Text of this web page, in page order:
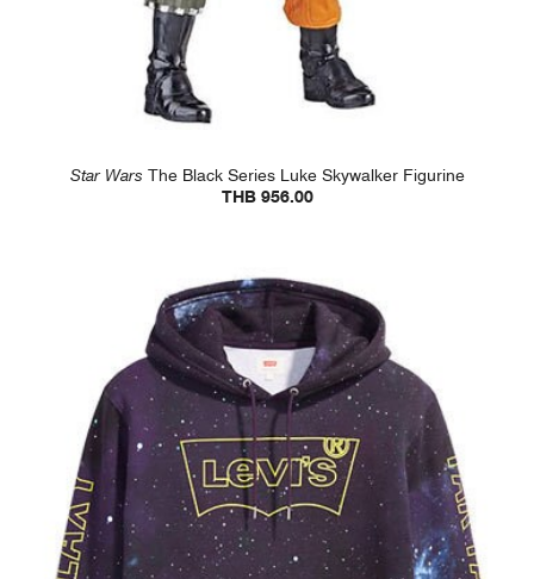
Star Wars The Black Series Luke Skywalker Figurine
THB 956.00